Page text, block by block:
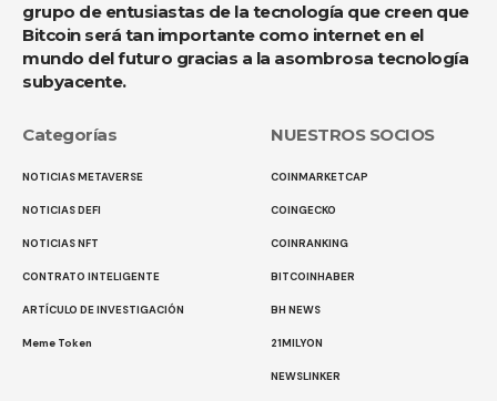
grupo de entusiastas de la tecnología que creen que
Bitcoin será tan importante como internet en el
mundo del futuro gracias a la asombrosa tecnología
subyacente.
Categorías
NOTICIAS METAVERSE
NOTICIAS DEFI
NOTICIAS NFT
CONTRATO INTELIGENTE
ARTÍCULO DE INVESTIGACIÓN
Meme Token
NUESTROS SOCIOS
COINMARKETCAP
COINGECKO
COINRANKING
BITCOINHABER
BH NEWS
21MILYON
NEWSLINKER